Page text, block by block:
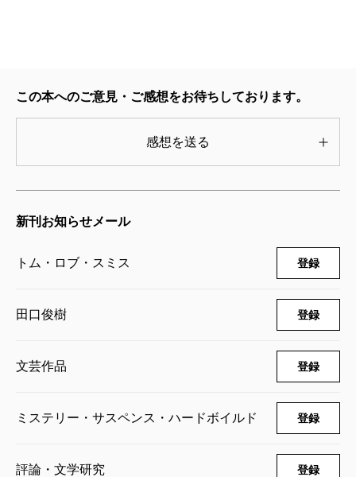
2008/08/28
2008/08/28
781円
この本へのご意見・ご感想をお待ちしております。
感想を送る
新刊お知らせメール
トム・ロブ・スミス 登録
田口俊樹 登録
文芸作品 登録
ミステリー・サスペンス・ハードボイルド 登録
評論・文学研究 登録